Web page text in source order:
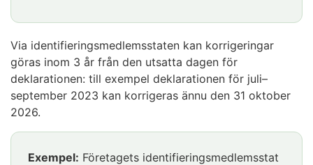
Via identifieringsmedlemsstaten kan korrigeringar
göras inom 3 år från den utsatta dagen för
deklarationen: till exempel deklarationen för juli–
september 2023 kan korrigeras ännu den 31 oktober
2026.
Exempel: Företagets identifieringsmedlemsstat